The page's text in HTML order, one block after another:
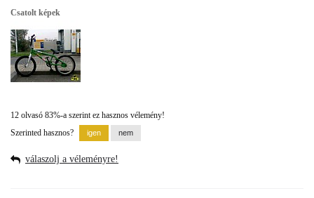
Csatolt képek
12 olvasó 83%-a szerint ez hasznos vélemény!
Szerinted hasznos?
válaszolj a véleményre!